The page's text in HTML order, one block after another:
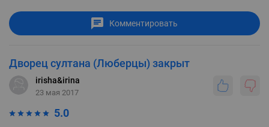
Комментировать
Дворец султана (Люберцы) закрыт
irisha&irina
23 мая 2017
5.0